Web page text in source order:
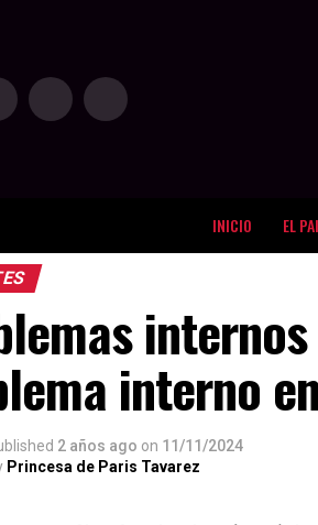
INICIO EL
interno
2 años ago on 11/11/2024
Princesa de Paris Tavarez